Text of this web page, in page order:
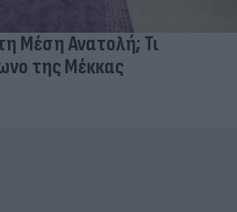
Μέση Ανατολή; Τι
της Μέκκας